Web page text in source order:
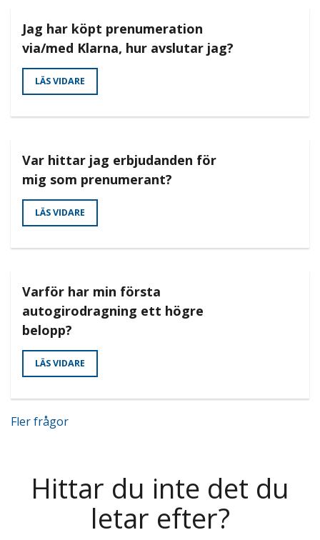
Jag har köpt prenumeration
via/med Klarna, hur avslutar jag?
LÄS VIDARE
Var hittar jag erbjudanden för
mig som prenumerant?
LÄS VIDARE
Varför har min första
autogirodragning ett högre
belopp?
LÄS VIDARE
Fler frågor
Hittar du inte det du
letar efter?